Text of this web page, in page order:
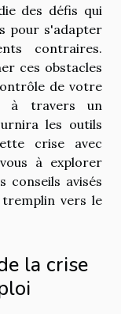
des défis qui
pour s'adapter
contraires.
ces obstacles
de votre
à travers un
les outils
crise avec
à explorer
conseils avisés
vers le
la crise